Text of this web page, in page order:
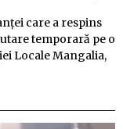
care a respins
temporară pe o
Locale Mangalia,